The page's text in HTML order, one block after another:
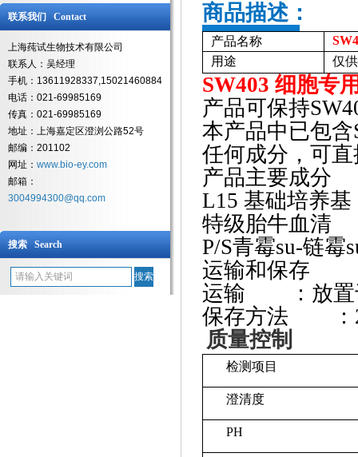
联系我们 Contact
上海莼试生物技术有限公司
联系人：吴经理
手机：13611928337,15021460884
电话：021-69985169
传真：021-69985169
地址：上海嘉定区澄浏公路52号
邮编：201102
网址： www.bio-ey.com
邮箱：
3004994300@qq.com
搜索 Search
商品描述：
产品名称
用途
仅
SW403 细胞专
产品可保持
本产品中已包含
任何成分，可
产品主要成分
L15 基础培
特级胎牛血清
P/S青霉su-链
运输和保存
运输
：放置
保存方法
：
质量控制
检测项目
澄清度
PH